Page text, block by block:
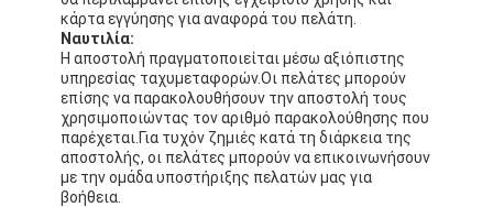
κάρτα εγγύησης για αναφορά του πελάτη.
Ναυτιλία:
Η αποστολή πραγματοποιείται μέσω αξιόπιστης
υπηρεσίας ταχυμεταφορών.Οι πελάτες μπορούν
επίσης να παρακολουθήσουν την αποστολή τους
χρησιμοποιώντας τον αριθμό παρακολούθησης που
παρέχεται.Για τυχόν ζημιές κατά τη διάρκεια της
αποστολής, οι πελάτες μπορούν να επικοινωνήσουν
με την ομάδα υποστήριξης πελατών μας για
βοήθεια.